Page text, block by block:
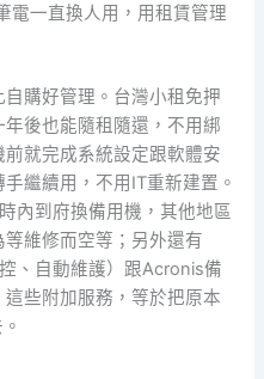
電一直換人用，用租賃管理
購好管理。台灣小租免押
後也能隨租隨還，不用綁
就完成系統設定跟軟體安
繼續用，不用IT重新建置。
內到府換備用機，其他地區
維修而空等；另外還有
、自動維護）跟Acronis備
些附加服務，等於把原本